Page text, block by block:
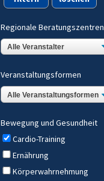
Regionale Beratungszentren
Veranstaltungsformen
Bewegung und Gesundheit
Cardio-Training
Ernährung
Körperwahrnehmung